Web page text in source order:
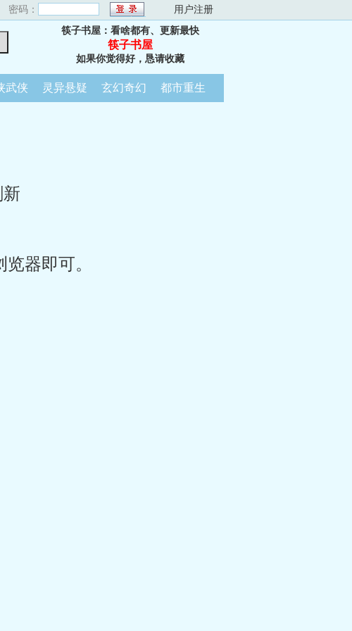
密码： 用户注册
筷子书屋：看啥都有、更新最快
筷子书屋
如果你觉得好，恳请收藏
武侠 灵异悬疑 玄幻奇幻 都市重生
器即可。